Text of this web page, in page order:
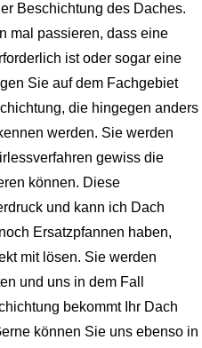
Beschichtung des Daches.
mal passieren, dass eine
ist oder sogar eine
Sie auf dem Fachgebiet
die hingegen anders
werden. Sie werden
gewiss die
können. Diese
und kann ich Dach
Ersatzpfannen haben,
mit lösen. Sie werden
und uns in dem Fall
bekommt Ihr Dach
können Sie uns ebenso in